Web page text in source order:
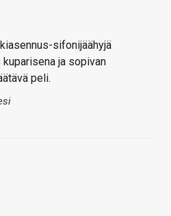
sifonijäähyjä
ja sopivan
peli.